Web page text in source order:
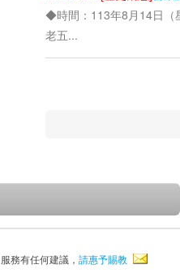
◆時間：113年8月14日（
老五...
務有任何建議， 請惠予賜教